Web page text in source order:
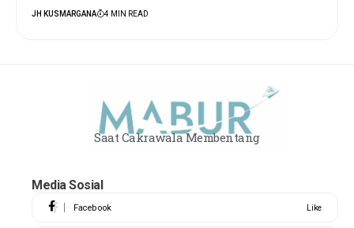
JH KUSMARGANA 4 MIN READ
Saat Cakrawala Membentang
Media Sosial
Facebook Like